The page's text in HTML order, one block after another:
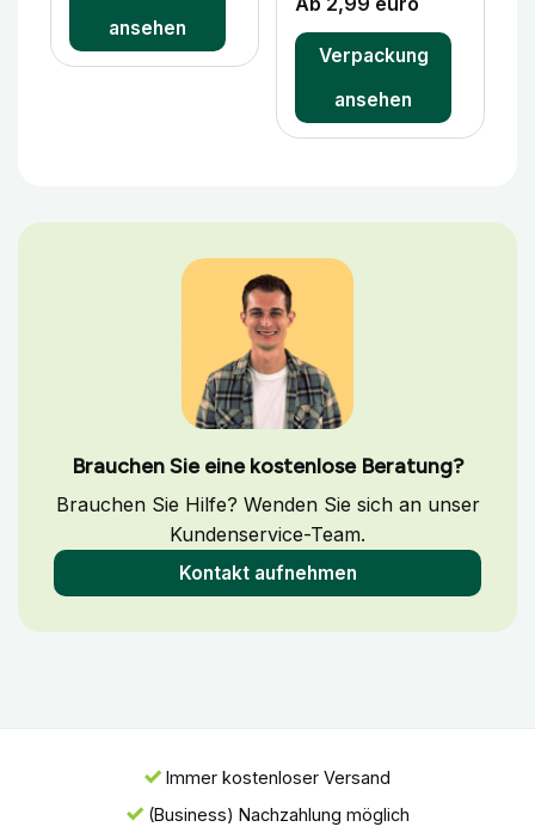
ansehen
Verpackung
ansehen
Brauchen Sie eine kostenlose Beratung?
Brauchen Sie Hilfe? Wenden Sie sich an unser
Kundenservice-Team.
Kontakt aufnehmen
Immer kostenloser Versand
(Business) Nachzahlung möglich